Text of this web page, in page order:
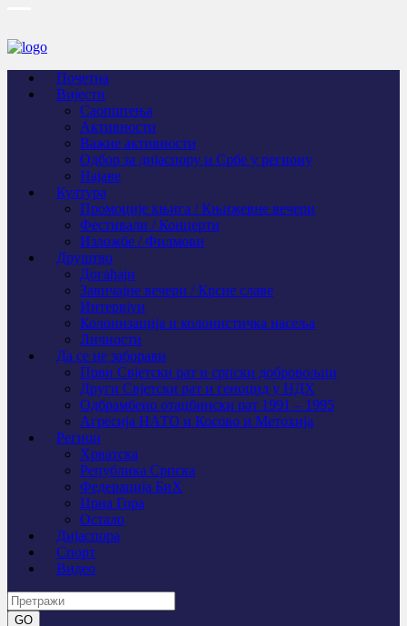
Почетна
Вијести
Саопштења
Активности
Важне активности
Одбор за дијаспору и Србе у региону
Најаве
Култура
Промоције књига / Књижевне вечери
Фестивали / Концерти
Изложбе / Филмови
Друштво
Догађаји
Завичајне вечери / Крсне славе
Интервјуи
Колонизација и колонистичка насеља
Личности
Да се не заборави
Први Свјeтски рат и српски добровољци
Други Свјетски рат и геноцид у НДХ
Одбрамбено отаџбински рат 1991 – 1995
Агресија НАТО и Косово и Метохија
Регион
Хрватска
Република Српска
Федерација БиХ
Црна Гора
Остало
Дијаспора
Спорт
Видео